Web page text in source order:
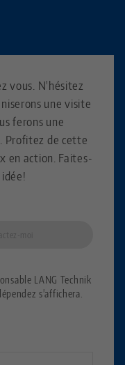
vous. N'hésitez
une visite
ferons une
Profitez de cette
en action. Faites-
moi
LANG Technik
s'affichera.